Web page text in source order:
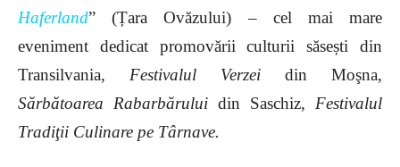
Haferland” (Țara Ovăzului) – cel mai mare
eveniment dedicat promovării culturii săsești din
Transilvania, Festivalul Verzei din Moşna,
Sărbătoarea Rabarbărului din Saschiz, Festivalul
Tradiţii Culinare pe Târnave.